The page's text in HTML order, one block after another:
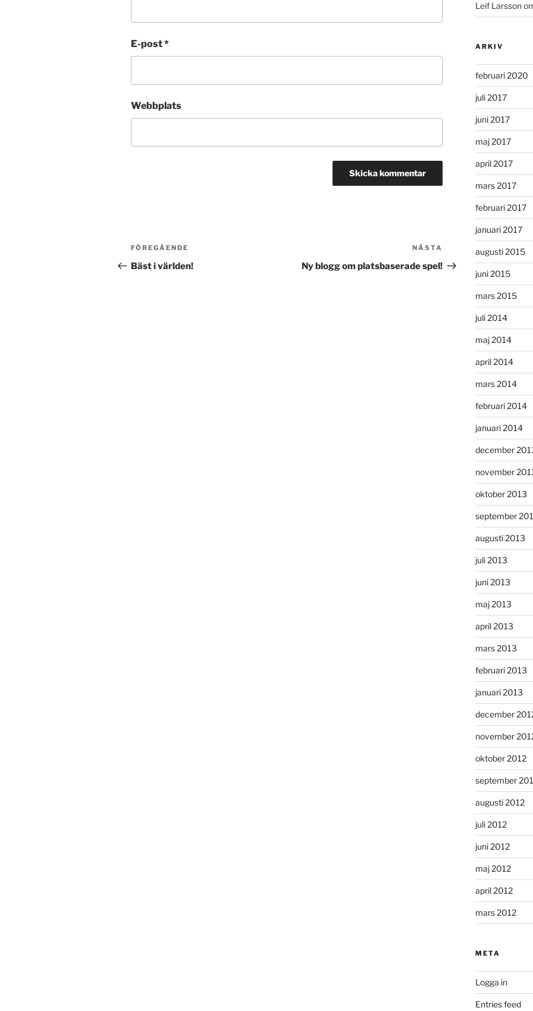
E-post*
Webbplats
Post
navigation
Föregående
inlägg
FÖREGÅENDE
Bäst i världen!
inlägg
NÄSTA
Ny blogg om platsbaserade spel!
Leif Larsson
ARKIV
februari 2020
juli 2017
juni 2017
maj 2017
april 2017
mars 2017
februari 2017
januari 2017
augusti 2015
juni 2015
mars 2015
juli 2014
maj 2014
april 2014
mars 2014
februari 2014
januari 2014
december
november
oktober 2013
september
augusti 2013
juli 2013
juni 2013
maj 2013
april 2013
mars 2013
februari 2013
januari 2013
december
november
oktober 2012
september
augusti 2012
juli 2012
juni 2012
maj 2012
april 2012
mars 2012
META
Logga in
Entries feed